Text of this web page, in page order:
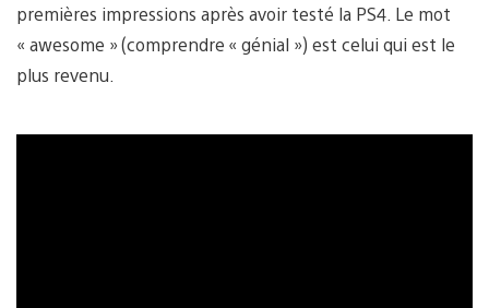
premières impressions après avoir testé la PS4. Le mot
« awesome » (comprendre « génial ») est celui qui est le
plus revenu.